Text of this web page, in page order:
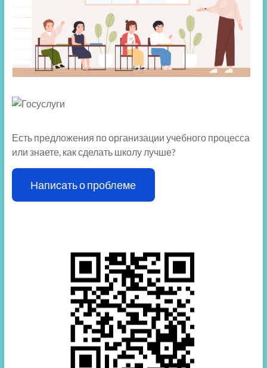
Есть предложения по организации учебного процесса
или знаете, как сделать школу лучше?
Написать о проблеме